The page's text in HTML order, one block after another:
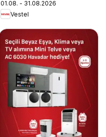
01.08. - 31.08.2026
Vestel